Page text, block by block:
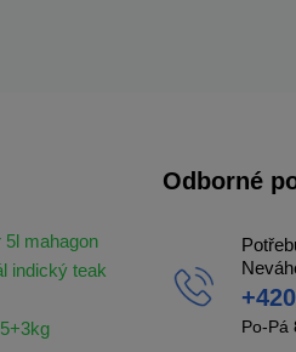
5l mahagon
indický teak
Odborné
Po-Pá